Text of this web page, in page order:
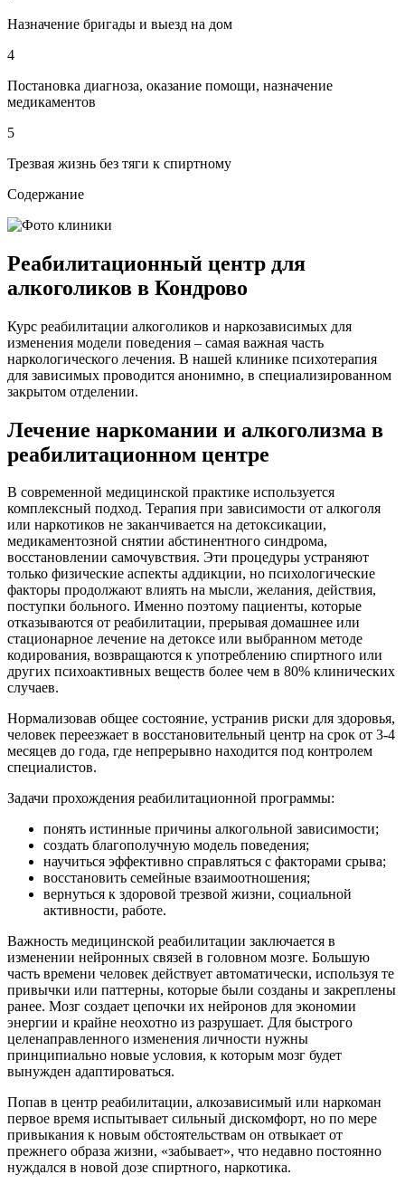
Назначение бригады и выезд на дом
4
Постановка диагноза, оказание помощи, назначение
медикаментов
5
Трезвая жизнь без тяги к спиртному
Содержание
Реабилитационный центр для
алкоголиков в Кондрово
Курс реабилитации алкоголиков и наркозависимых для
изменения модели поведения – самая важная часть
наркологического лечения. В нашей клинике психотерапия
для зависимых проводится анонимно, в специализированном
закрытом отделении.
Лечение наркомании и алкоголизма в
реабилитационном центре
В современной медицинской практике используется
комплексный подход. Терапия при зависимости от алкоголя
или наркотиков не заканчивается на детоксикации,
медикаментозной снятии абстинентного синдрома,
восстановлении самочувствия. Эти процедуры устраняют
только физические аспекты аддикции, но психологические
факторы продолжают влиять на мысли, желания, действия,
поступки больного. Именно поэтому пациенты, которые
отказываются от реабилитации, прерывая домашнее или
стационарное лечение на детоксе или выбранном методе
кодирования, возвращаются к употреблению спиртного или
других психоактивных веществ более чем в 80% клинических
случаев.
Нормализовав общее состояние, устранив риски для здоровья,
человек переезжает в восстановительный центр на срок от 3-4
месяцев до года, где непрерывно находится под контролем
специалистов.
Задачи прохождения реабилитационной программы:
понять истинные причины алкогольной зависимости;
создать благополучную модель поведения;
научиться эффективно справляться с факторами срыва;
восстановить семейные взаимоотношения;
вернуться к здоровой трезвой жизни, социальной
активности, работе.
Важность медицинской реабилитации заключается в
изменении нейронных связей в головном мозге. Большую
часть времени человек действует автоматически, используя те
привычки или паттерны, которые были созданы и закреплены
ранее. Мозг создает цепочки их нейронов для экономии
энергии и крайне неохотно из разрушает. Для быстрого
целенаправленного изменения личности нужны
принципиально новые условия, к которым мозг будет
вынужден адаптироваться.
Попав в центр реабилитации, алкозависимый или наркоман
первое время испытывает сильный дискомфорт, но по мере
привыкания к новым обстоятельствам он отвыкает от
прежнего образа жизни, «забывает», что недавно постоянно
нуждался в новой дозе спиртного, наркотика.